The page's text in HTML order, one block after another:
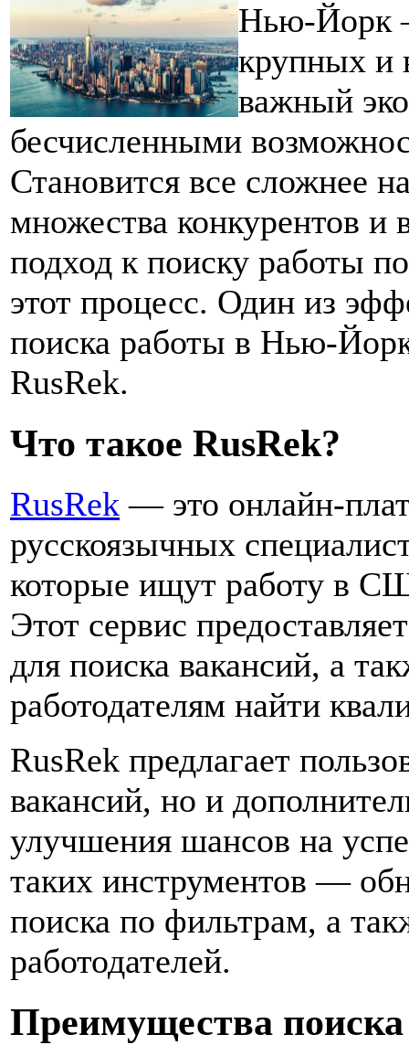
Нью-Йорк
крупных и
важный
бесчисленными
Становится все сложнее
множества конкурентов и
подход к поиску работы
этот процесс. Один из
поиска работы в Нью-
RusRek.
Что такое RusRek?
RusRek — это онлайн-
русскоязычных
которые ищут работу в
Этот сервис
для поиска вакансий, а
работодателям найти
RusRek предлагает
вакансий, но и
улучшения шансов на
таких инструментов —
поиска по фильтрам, а
работодателей.
Преимущества поиска